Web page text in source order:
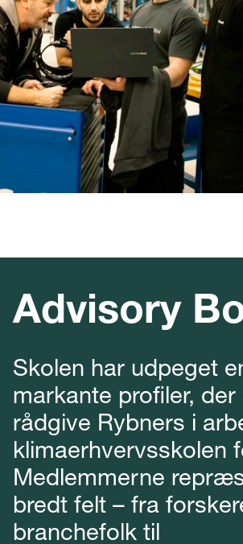
Advisory
Skolen har udpeget
markante profiler, der
rådgive Rybners i
klimaerhvervsskolen
Medlemmerne
bredt felt – fra
branchefolk til